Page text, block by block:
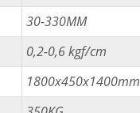
30-330MM
0,2-0,6 kgf/cm
1800x450x1400mm